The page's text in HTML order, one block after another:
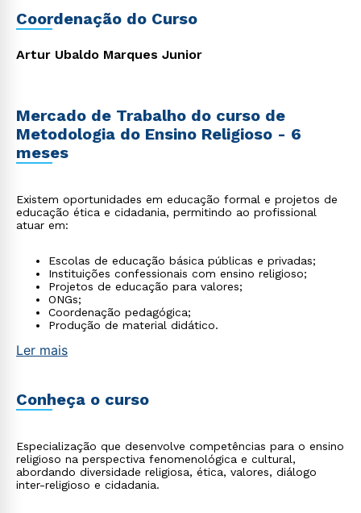
Coordenação do Curso
Artur Ubaldo Marques Junior
Mercado de Trabalho do curso de
Metodologia do Ensino Religioso - 6
meses
Existem oportunidades em educação formal e projetos de
educação ética e cidadania, permitindo ao profissional
atuar em:
Escolas de educação básica públicas e privadas;
Instituições confessionais com ensino religioso;
Projetos de educação para valores;
ONGs;
Coordenação pedagógica;
Produção de material didático.
Ler mais
Conheça o curso
Especialização que desenvolve competências para o ensino
religioso na perspectiva fenomenológica e cultural,
abordando diversidade religiosa, ética, valores, diálogo
inter-religioso e cidadania.